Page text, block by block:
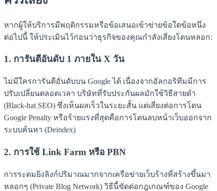
หากผู้ให้บริการมีพฤติกรรมหรือข้อเสนอเข้าข่ายข้อใดข้อหนึ่ง
ต่อไปนี้ ให้ประเมินไว้ก่อนว่าธุรกิจของคุณกำลังเสี่ยงโดนหลอก:
1. การันตีอันดับ 1 ภายใน X วัน
ไม่มีใครการันตีอันดับบน Google ได้ เนื่องจากอัลกอริทึมมีการ
ปรับเปลี่ยนตลอดเวลา บริษัทที่รับประกันผลมักใช้วิธีสายดำ
(Black-hat SEO) ซึ่งเห็นผลเร็วในระยะสั้น แต่เสี่ยงต่อการโดน
Google Penalty หรือร้ายแรงที่สุดคือการโดนลบหน้าเว็บออกจาก
ระบบค้นหา (Deindex)
2. การใช้ Link Farm หรือ PBN
การระดมยิงลิงก์ปริมาณมากจากเครือข่ายเว็บร้างที่สร้างขึ้นมา
หลอกๆ (Private Blog Network) วิธีนี้ขัดต่อกฎเกณฑ์ของ Google